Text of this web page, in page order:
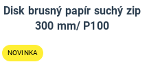
Disk brusný papír suchý zip
300 mm/ P100
NOVINKA